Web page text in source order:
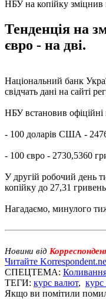
НБУ на копійку
Тенденція на
євро - на дві.
Національний банк
свідчать дані на сайті
НБУ встановив офіційні
- 100 доларів США -
- 100 євро - 2730,5360
У другій робочий день
копійку до 27,31
Нагадаємо, минулого
Новини від
Читайте
СПЕЦТЕМА:
ТЕГИ: курс валют,
Якщо ви помітили